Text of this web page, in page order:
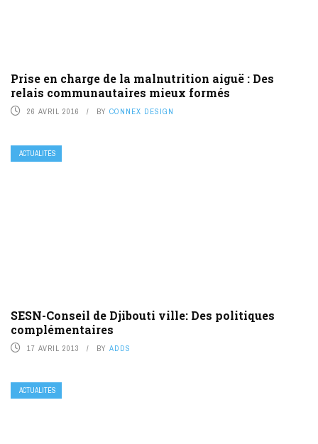
Prise en charge de la malnutrition aiguë : Des
relais communautaires mieux formés
26 AVRIL 2016 BY CONNEX DESIGN
ACTUALITÉS
SESN-Conseil de Djibouti ville: Des politiques
complémentaires
17 AVRIL 2013 BY ADDS
ACTUALITÉS